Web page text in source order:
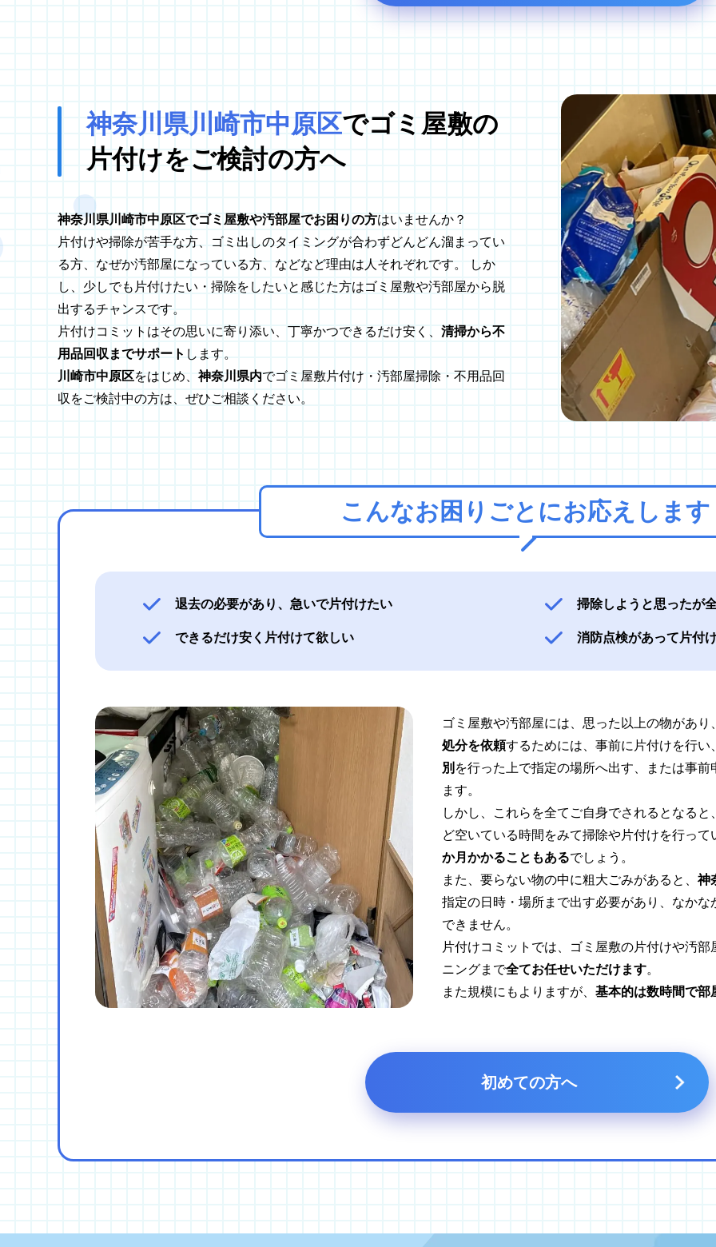
神奈川県川崎市中原区でゴミ屋敷の
片付けをご検討の方へ
神奈川県川崎市中原区でゴミ屋敷や汚部屋でお困りの方はいませんか？
片付けや掃除が苦手な方、ゴミ出しのタイミングが合わずどんどん溜まってい
る方、なぜか汚部屋になっている方、などなど理由は人それぞれです。 しか
し、少しでも片付けたい・掃除をしたいと感じた方はゴミ屋敷や汚部屋から脱
出するチャンスです。
片付けコミットはその思いに寄り添い、丁寧かつできるだけ安く、 清掃から不
用品回収までサポート します。
川崎市中原区をはじめ、神奈川県内でゴミ屋敷片付け・汚部屋掃除・不用品回
収をご検討中の方は、ぜひご相談ください。
こんなお困りごとにお応えします
退去の必要があり、急いで片付けたい 掃除しようと思ったが
できるだけ安く片付けて欲しい 消防点検があって片付
ゴミ屋敷や汚部屋には、思った以上の物があり
処分を依頼するためには、事前に片付けを行い
別 を行った上で指定の場所へ出す、または事
ます。
しかし、これらを全てご自身でされるとなる
ど空いている時間をみて掃除や片付けを行っ
か月かかることもあるでしょう。
また、要らない物の中に粗大ごみがあると、神
指定の日時・場所まで出す必要があり、なか
できません。
片付けコミットでは、ゴミ屋敷の片付けや汚
ニングまで全てお任せいただけます。
また規模にもよりますが、基本的は数時間で部
初めての方へ